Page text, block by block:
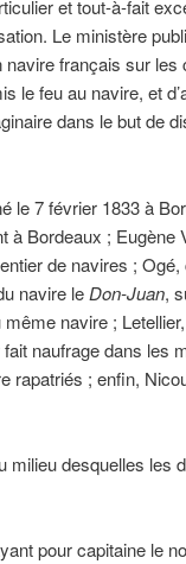
et tout-à-fait
Le ministère
navire français sur les
le feu au navire, et
dans le but de
le 7 février 1833 à
à Bordeaux ; Eugène
de navires ; Ogé,
navire le Don-Juan,
navire ;
naufrage dans les
rapatriés ; enfin,
milieu desquelles les
pour capitaine le